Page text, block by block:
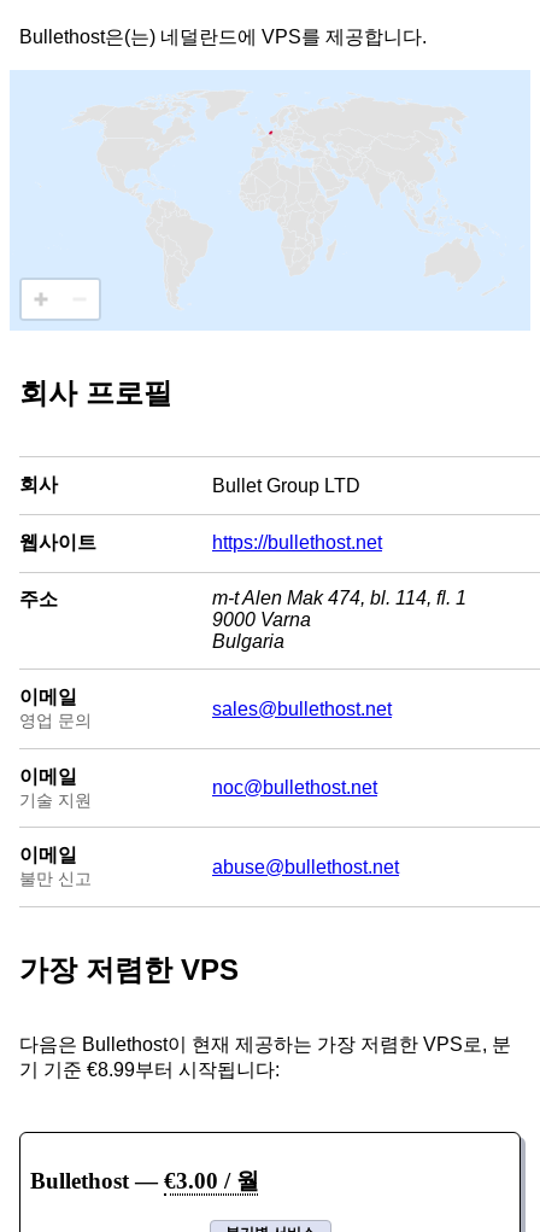
Bullethost은(는) 네덜란드에 VPS를 제공합니다.
회사 프로필
회사 Bullet Group LTD
웹사이트 https://bullethost.net
주소
m-t Alen Mak 474, bl. 114, fl. 1
9000 Varna
Bulgaria
이메일
영업 문의
sales@bullethost.net
이메일
기술 지원
noc@bullethost.net
이메일
불만 신고
abuse@bullethost.net
가장 저렴한 VPS
다음은 Bullethost이 현재 제공하는 가장 저렴한 VPS로, 분
기 기준 €8.99부터 시작됩니다:
Bullethost—€3.00 / 월